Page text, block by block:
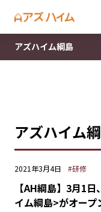
アズハイム綱島
アズハイム
2021年3月4日 #研修
【AH綱島】3月1
イム綱島>がオー